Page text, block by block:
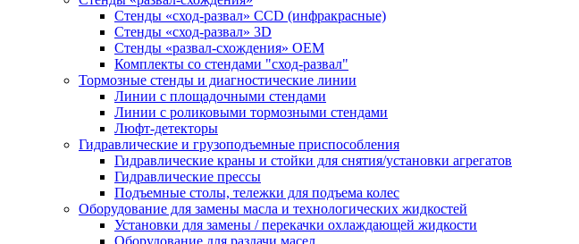
Стенды «сход-развал» CCD (инфракрасные)
Стенды «сход-развал» 3D
Стенды «развал-схождения» ОЕМ
Комплекты со стендами "сход-развал"
Тормозные стенды и диагностические линии
Линии с площадочными стендами
Линии с роликовыми тормозными стендами
Люфт-детекторы
Гидравлические и грузоподъемные приспособления
Гидравлические краны и стойки для снятия/установки агрегатов
Гидравлические прессы
Подъемные столы, тележки для подъема колес
Оборудование для замены масла и технологических жидкостей
Установки для замены / перекачки охлаждающей жидкости
Оборудование для раздачи масел